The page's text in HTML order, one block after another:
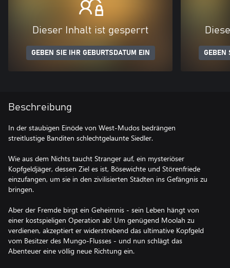
Dieser Inhalt ist gesperrt
GEBEN SIE IHR GEBURTSDATUM EIN GEBEN
Beschreibung
In der staubigen Einöde von West-Mudos bedrängen
streitlustige Banditen schlechtgelaunte Siedler.
Wie aus dem Nichts taucht Stranger auf, ein mysteriöser
Kopfgeldjäger, dessen Ziel es ist, Bösewichte und Störenfriede
einzufangen, um sie in den zivilisierten Städten ins Gefängnis zu
bringen.
Aber der Fremde birgt ein Geheimnis - sein Leben hängt von
einer kostspieligen Operation ab! Um genügend Moolah zu
verdienen, akzeptiert er widerstrebend das ultimative Kopfgeld
vom Besitzer des Mungo-Flusses - und nun schlägt das
Abenteuer eine völlig neue Richtung ein.